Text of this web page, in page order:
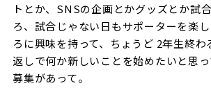
トとか、SNSの企画とかグッズとか試
ろ、試合じゃない日もサポーターを楽
ろに興味を持って、ちょうど 2年生終わ
返しで何か新しいことを始めたいと思
募集があって。